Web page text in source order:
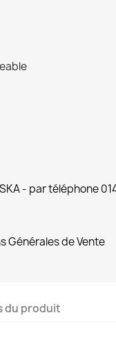
- par téléphone
Générales de Vente
du produit